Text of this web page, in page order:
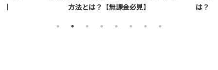
する
【プロスピA】ペーパーライクフィルムと
【プ